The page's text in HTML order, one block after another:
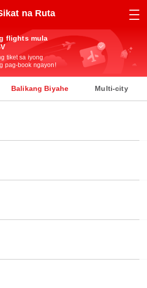
na Ruta
flights mula
tiket sa iyong
pag-book ngayon!
Balikang Biyahe Multi-city